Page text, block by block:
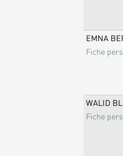
EMNA
Fiche
WALID
Fiche